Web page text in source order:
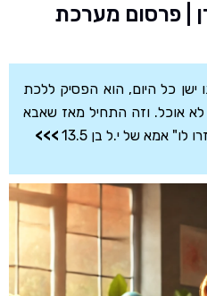
| פרסום מערכת
ישן כל היום, הוא הפסיק ללכת
אוכל. וזה התחיל מאז שאבא
אמא של י.ל בן 13.5
>>>